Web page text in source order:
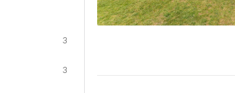
3
3